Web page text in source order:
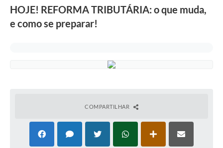
HOJE! REFORMA TRIBUTÁRIA: o que muda,
e como se preparar!
COMPARTILHAR